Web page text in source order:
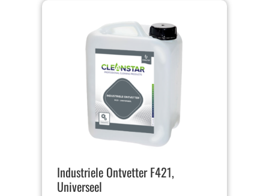
Industriele Ontvetter F421,
Universeel